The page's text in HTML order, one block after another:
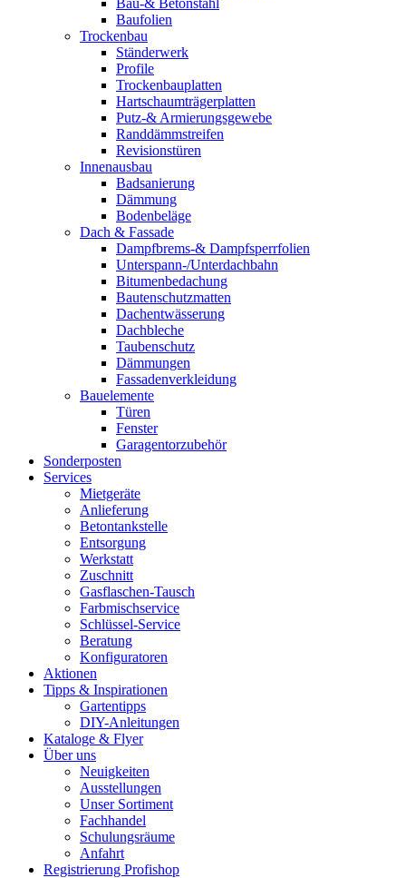
Bau-& Betonstahl
Baufolien
Trockenbau
Ständerwerk
Profile
Trockenbauplatten
Hartschaumträgerplatten
Putz-& Armierungsgewebe
Randdämmstreifen
Revisionstüren
Innenausbau
Badsanierung
Dämmung
Bodenbeläge
Dach & Fassade
Dampfbrems-& Dampfsperrfolien
Unterspann-/Unterdachbahn
Bitumenbedachung
Bautenschutzmatten
Dachentwässerung
Dachbleche
Taubenschutz
Dämmungen
Fassadenverkleidung
Bauelemente
Türen
Fenster
Garagentorzubehör
Sonderposten
Services
Mietgeräte
Anlieferung
Betontankstelle
Entsorgung
Werkstatt
Zuschnitt
Gasflaschen-Tausch
Farbmischservice
Schlüssel-Service
Beratung
Konfiguratoren
Aktionen
Tipps & Inspirationen
Gartentipps
DIY-Anleitungen
Kataloge & Flyer
Über uns
Neuigkeiten
Ausstellungen
Unser Sortiment
Fachhandel
Schulungsräume
Anfahrt
Registrierung Profishop